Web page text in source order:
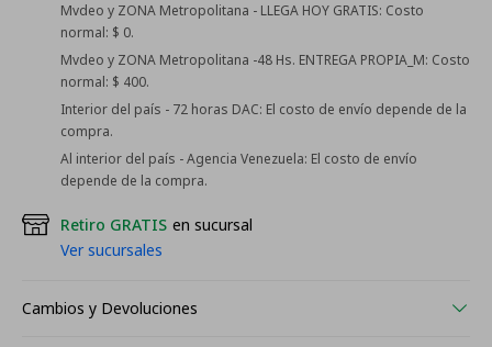
Mvdeo y ZONA Metropolitana - LLEGA HOY GRATIS: Costo
normal: $ 0.
Mvdeo y ZONA Metropolitana -48 Hs. ENTREGA PROPIA_M: Costo
normal: $ 400.
Interior del país - 72 horas DAC: El costo de envío depende de la
compra.
Al interior del país - Agencia Venezuela: El costo de envío
depende de la compra.
Retiro GRATIS en sucursal
Ver sucursales
Cambios y Devoluciones